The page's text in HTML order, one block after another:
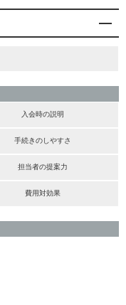
入会時の説明
手続きのしやすさ
担当者の提案力
費用対効果